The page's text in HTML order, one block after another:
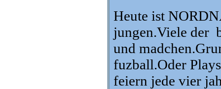
Heute ist
jungen.Viele der
und
fuzball.Oder
feiern jede vier